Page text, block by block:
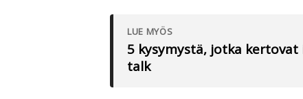
LUE MYÖS
5 kysymystä, jotka
talk